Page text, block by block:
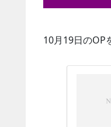
10月19日のOP